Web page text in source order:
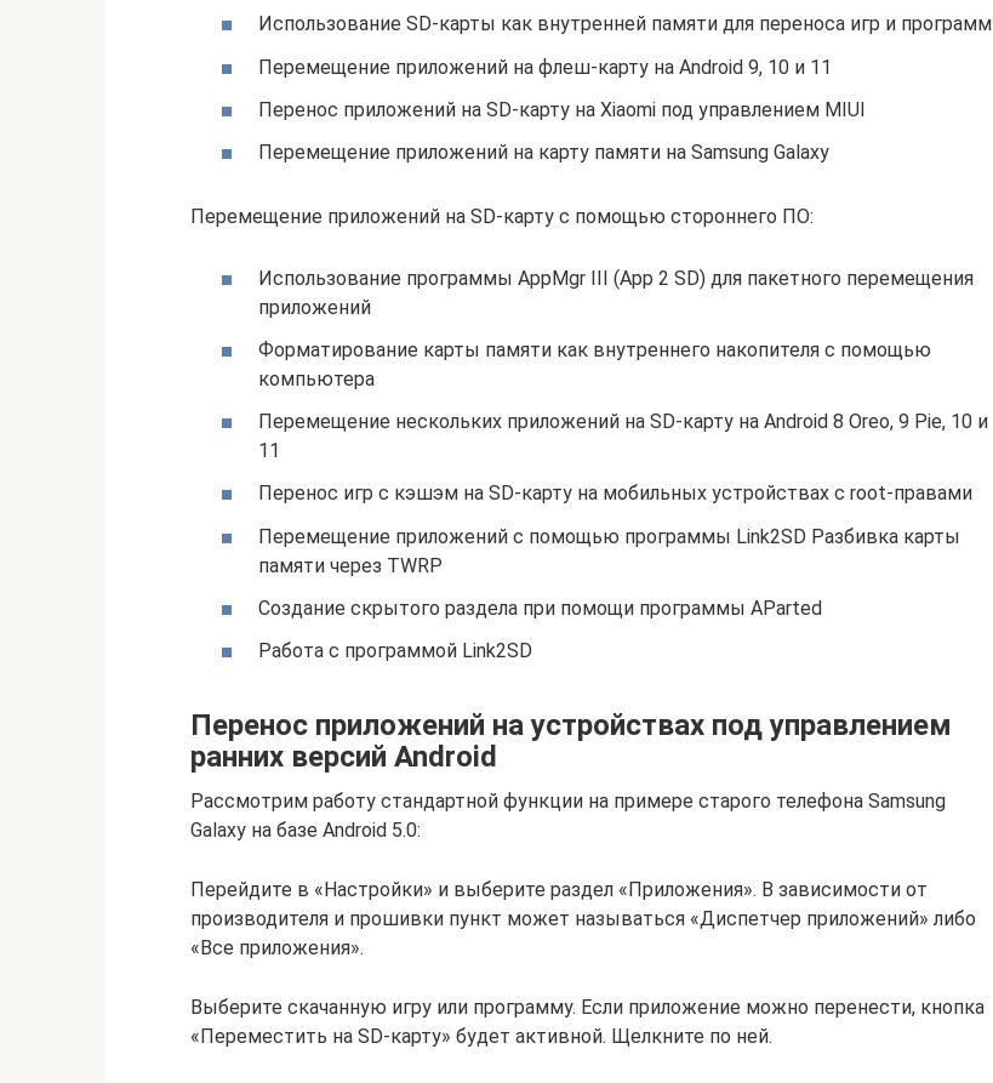
Использование SD-карты как внутренней памяти для переноса игр и программ
Перемещение приложений на флеш-карту на Android 9, 10 и 11
Перенос приложений на SD-карту на Xiaomi под управлением MIUI
Перемещение приложений на карту памяти на Samsung Galaxy
Перемещение приложений на SD-карту с помощью стороннего ПО:
Использование программы AppMgr III (App 2 SD) для пакетного перемещения
приложений
Форматирование карты памяти как внутреннего накопителя с помощью
компьютера
Перемещение нескольких приложений на SD-карту на Android 8 Oreo, 9 Pie, 10 и
11
Перенос игр с кэшэм на SD-карту на мобильных устройствах с root-правами
Перемещение приложений с помощью программы Link2SD Разбивка карты
памяти через TWRP
Создание скрытого раздела при помощи программы AParted
Работа с программой Link2SD
Перенос приложений на устройствах под управлением
ранних версий Android
Рассмотрим работу стандартной функции на примере старого телефона Samsung
Galaxy на базе Android 5.0:
Перейдите в «Настройки» и выберите раздел «Приложения». В зависимости от
производителя и прошивки пункт может называться «Диспетчер приложений» либо
«Все приложения».
Выберите скачанную игру или программу. Если приложение можно перенести, кнопка
«Переместить на SD-карту» будет активной. Щелкните по ней.